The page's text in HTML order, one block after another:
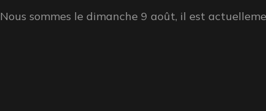
Nous sommes le dimanche 9 août, il est